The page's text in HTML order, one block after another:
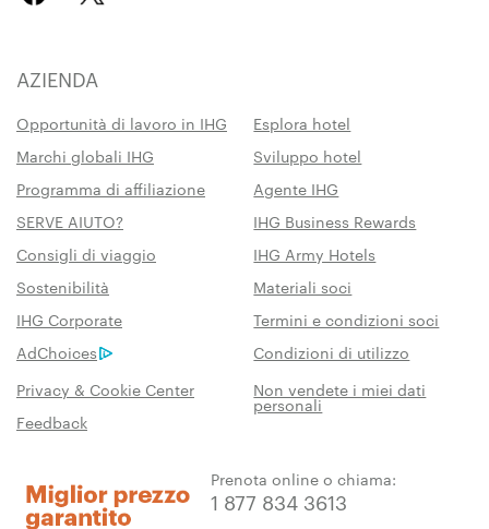
AZIENDA
Opportunità di lavoro in IHG
Esplora hotel
Marchi globali IHG
Sviluppo hotel
Programma di affiliazione
Agente IHG
SERVE AIUTO?
IHG Business Rewards
Consigli di viaggio
IHG Army Hotels
Sostenibilità
Materiali soci
IHG Corporate
Termini e condizioni soci
AdChoices
Condizioni di utilizzo
Privacy & Cookie Center
Non vendete i miei dati
personali
Feedback
Prenota online o chiama:
1 877 834 3613